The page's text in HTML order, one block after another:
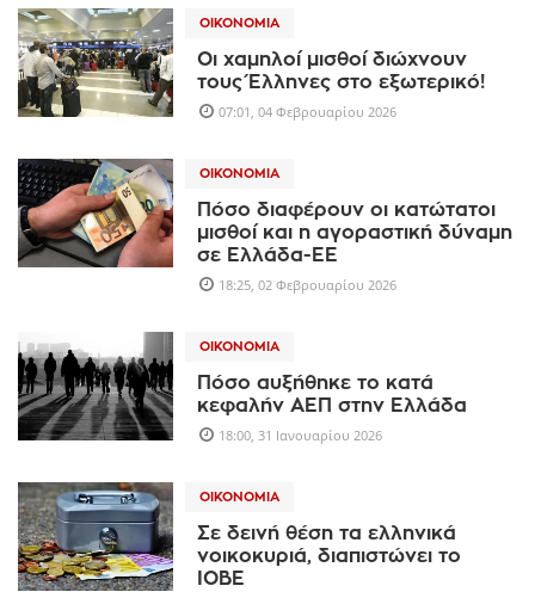
ΟΙΚΟΝΟΜΊΑ
Οι χαμηλοί μισθοί διώχνουν
τους Έλληνες στο εξωτερικό!
07:01, 04 Φεβρουαρίου 2026
ΟΙΚΟΝΟΜΊΑ
Πόσο διαφέρουν οι κατώτατοι
μισθοί και η αγοραστική δύναμη
σε Ελλάδα-ΕΕ
18:25, 02 Φεβρουαρίου 2026
ΟΙΚΟΝΟΜΊΑ
Πόσο αυξήθηκε το κατά
κεφαλήν ΑΕΠ στην Ελλάδα
18:00, 31 Ιανουαρίου 2026
ΟΙΚΟΝΟΜΊΑ
Σε δεινή θέση τα ελληνικά
νοικοκυριά, διαπιστώνει το
ΙΟΒΕ